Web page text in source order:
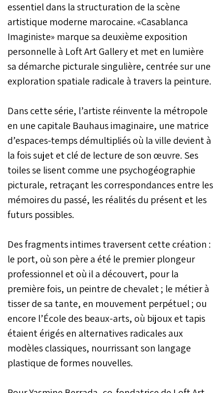
essentiel dans la structuration de la scène
artistique moderne marocaine. «Casablanca
Imaginiste» marque sa deuxième exposition
personnelle à Loft Art Gallery et met en lumière
sa démarche picturale singulière, centrée sur une
exploration spatiale radicale à travers la peinture.
Dans cette série, l’artiste réinvente la métropole
en une capitale Bauhaus imaginaire, une matrice
d’espaces-temps démultipliés où la ville devient à
la fois sujet et clé de lecture de son œuvre. Ses
toiles se lisent comme une psychogéographie
picturale, retraçant les correspondances entre les
mémoires du passé, les réalités du présent et les
futurs possibles.
Des fragments intimes traversent cette création :
le port, où son père a été le premier plongeur
professionnel et où il a découvert, pour la
première fois, un peintre de chevalet ; le métier à
tisser de sa tante, en mouvement perpétuel ; ou
encore l’École des beaux-arts, où bijoux et tapis
étaient érigés en alternatives radicales aux
modèles classiques, nourrissant son langage
plastique de formes nouvelles.